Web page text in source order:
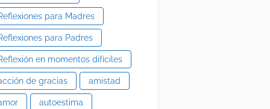
para Madres
para Padres
en momentos difíciles
de gracias amistad
autoestima